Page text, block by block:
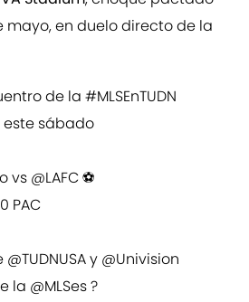
mayo, en duelo directo de la
de la #MLSEnTUDN
sábado
vs @LAFC⚽️
PAC
@TUDNUSAy @Univision
la @MLSes?